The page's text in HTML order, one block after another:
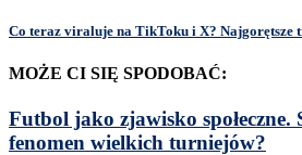
Co teraz viraluje na TikToku i X? Najgorętsze
MOŻE CI SIĘ SPODOBAĆ:
Futbol jako zjawisko społeczne.
fenomen wielkich turniejów?